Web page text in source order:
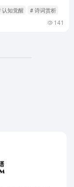
认知觉醒 # 诗词赏析
141